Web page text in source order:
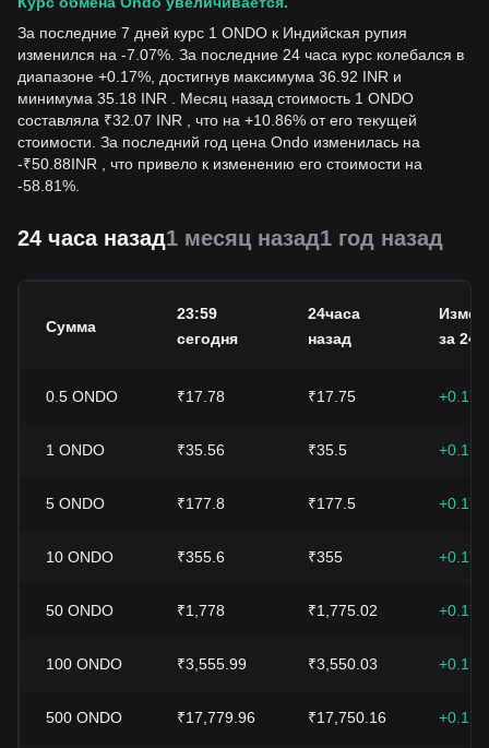
За последние 7 дней курс 1 ONDO к Индийская рупия
изменился на -7.07%. За последние 24 часа курс колебался в
диапазоне +0.17%, достигнув максимума 36.92 INR и
минимума 35.18 INR . Месяц назад стоимость 1 ONDO
составляла ₹32.07 INR , что на +10.86% от его текущей
стоимости. За последний год цена Ondo изменилась на
-₹50.88INR , что привело к изменению его стоимости на
-58.81%.
24 часа назад1 месяц назад1 год назад
Сумма
23:59
сегодня
24часа
назад
за 24
0.5 ONDO ₹17.78 ₹17.75
1 ONDO ₹35.56 ₹35.5
5 ONDO ₹177.8 ₹177.5
10 ONDO ₹355.6 ₹355
50 ONDO ₹1,778 ₹1,775.02
100 ONDO ₹3,555.99 ₹3,550.03
500 ONDO ₹17,779.96 ₹17,750.16